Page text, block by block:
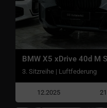
BMW X5 xDrive 40d M
3. Sitzreihe | Luftfederung
12.2025